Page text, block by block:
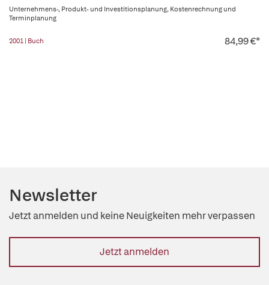
Unternehmens-, Produkt- und Investitionsplanung, Kostenrechnung und
Terminplanung
2001 | Buch 84,99 €*
Newsletter
Jetzt anmelden und keine Neuigkeiten mehr verpassen
Jetzt anmelden